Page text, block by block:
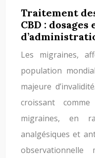
Traitement
CBD : dosages
Les migraines,
population
majeure
croissant
migraines, en
analgésiques et